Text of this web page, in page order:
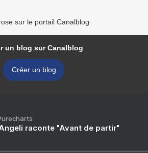
sur le portail Canalblog
un blog sur Canalblog
Créer un blog
raconte "Avant de partir"